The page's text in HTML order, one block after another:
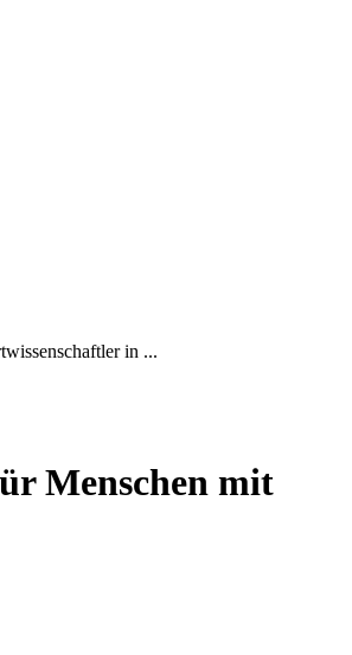
in ...
Menschen mit